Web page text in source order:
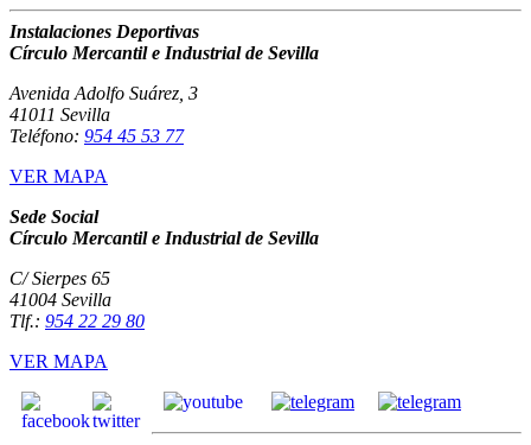
Instalaciones Deportivas
Círculo Mercantil e Industrial de Sevilla
Avenida Adolfo Suárez, 3
41011 Sevilla
Teléfono: 954 45 53 77
VER MAPA
Sede Social
Círculo Mercantil e Industrial de Sevilla
C/ Sierpes 65
41004 Sevilla
Tlf.: 954 22 29 80
VER MAPA